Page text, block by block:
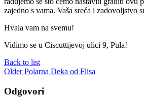
zajedno s vama. Vaša sreća i zadovoljstvo
Hvala vam na svemu!
Vidimo se u Ciscuttijevoj ulici 9, Pula!
Back to list
Older Polarna Deka od Flisa
Odgovori